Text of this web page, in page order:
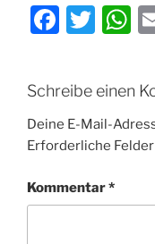
F
c
e
b
o
o
T
itt
er
at
s
A
p
Schreibe einen
Deine E-Mail-
Erforderliche
Kommentar*